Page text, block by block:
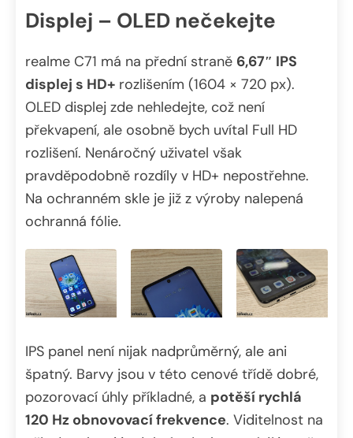
Displej – OLED nečekejte
realme C71 má na přední straně 6,67″ IPS
displej s HD+ rozlišením (1604 × 720 px).
OLED displej zde nehledejte, což není
překvapení, ale osobně bych uvítal Full HD
rozlišení. Nenáročný uživatel však
pravděpodobně rozdíly v HD+ nepostřehne.
Na ochranném skle je již z výroby nalepená
ochranná fólie.
IPS panel není nijak nadprůměrný, ale ani
špatný. Barvy jsou v této cenové třídě dobré,
pozorovací úhly příkladné, a potěší rychlá
120 Hz obnovovací frekvence. Viditelnost na